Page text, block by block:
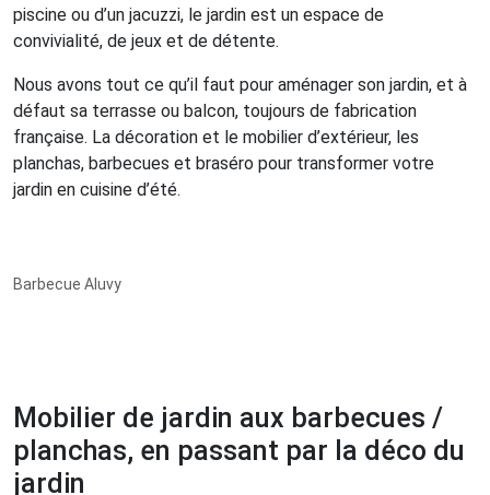
piscine ou d’un jacuzzi, le jardin est un espace de
convivialité, de jeux et de détente.
Nous avons tout ce qu’il faut pour aménager son jardin, et à
défaut sa terrasse ou balcon, toujours de fabrication
française. La décoration et le mobilier d’extérieur, les
planchas, barbecues et braséro pour transformer votre
jardin en cuisine d’été.
Barbecue Aluvy
Mobilier de jardin aux barbecues /
planchas, en passant par la déco du
jardin